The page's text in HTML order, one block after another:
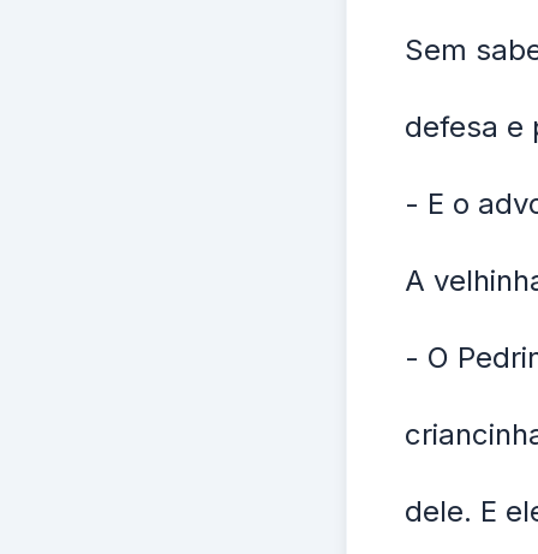
Sem
defesa e
- E o
A
- O
dele. E